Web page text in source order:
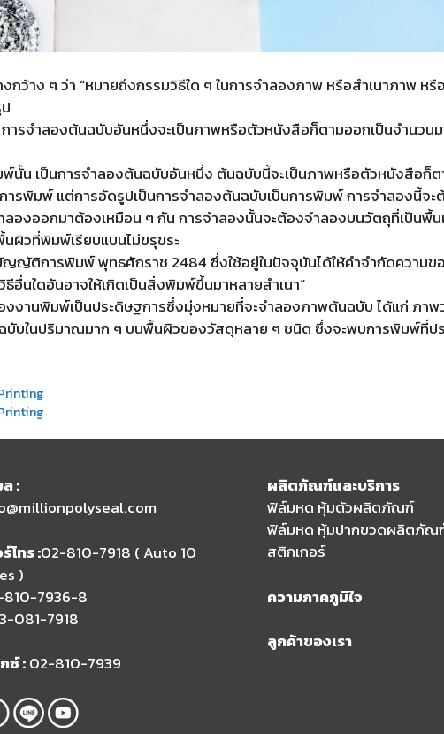
ว้าง ๆ ว่า “หมายถึงกรรมวิธีใด ๆ ในการจำลองภาพ หรือสำเนาภาพ
ารจำลองต้นฉบับอันหนึ่งจะเป็นภาพหรือตัวหนังสือก็ตามออกเป็นจำนว
น เป็นการจำลองต้นฉบับอันหนึ่ง ต้นฉบับนี้จะเป็นภาพหรือตัวหนังสือก็ต
รพิมพ์ แต่การอัดรูปเป็นการจำลองต้นฉบับเป็นการพิมพ์ การจำลองนี้จ
องออกมาต้องเหมือน ๆ กัน การจำลองนั้นจะต้องจำลองบนวัตถุที่เป็น
ผิวที่พิมพ์เรียบแบนไม่ขรุขระ
ติการพิมพ์ พุทธศักราช 2484 ซึ่งใช้อยู่ในปัจจุบันได้ให้คำจำกัดความขอ
อื่นใดอันอาจให้เกิดเป็นสิ่งพิมพ์ขึ้นมาหลายสำเนา”
งงานพิมพ์เป็นประดิษฐการซึ่งมุ่งหมายที่จะจำลองภาพต้นฉบับ ได้แก่ ภ
บในปริมาณมาก ๆ บนพื้นผิวของวัสดุหลาย ๆ ชนิด ซึ่งจะพบการพิมพ์ที่ป
:
โทร :02-810-7918 ( Auto 10
)​
7936-8
081-7918
ซ์ :02-810-7939
ผลิตภัณฑ์และบริการ
ฟิล์มหด หุ้มตัวผลิตภัณฑ์
ฟิล์มหด หุ้มปากขวดผลิตภัณ
สติกเกอร์
ความภาคภูมิใจ
ลูกค้าของเรา